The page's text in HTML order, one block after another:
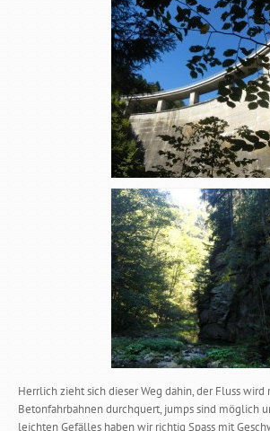
Herrlich zieht sich dieser Weg dahin, der Fluss
Betonfahrbahnen durchquert, jumps sind möglich
leichten Gefälles haben wir richtig Spass mit